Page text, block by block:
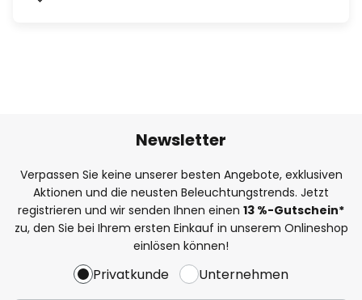
Newsletter
Verpassen Sie keine unserer besten Angebote, exklusiven
Aktionen und die neusten Beleuchtungstrends. Jetzt
registrieren und wir senden Ihnen einen 13 %-Gutschein*
zu, den Sie bei Ihrem ersten Einkauf in unserem Onlineshop
einlösen können!
Privatkunde Unternehmen